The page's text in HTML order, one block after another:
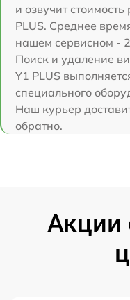
и озвучит
PLUS. Среднее
нашем сервисном -
Поиск и удаление
Y1 PLUS
специального
Наш курьер
обратно.
Акции